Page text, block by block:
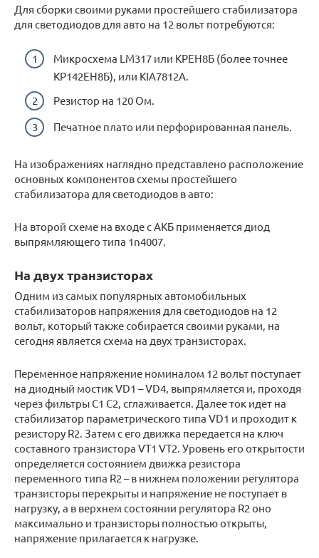
Для сборки своими руками простейшего стабилизатора
для светодиодов для авто на 12 вольт потребуются:
Микросхема LM317 или КРЕН8Б (более точнее
КР142ЕН8Б), или KIA7812A.
Резистор на 120 Ом.
Печатное плато или перфорированная панель.
На изображениях наглядно представлено расположение
основных компонентов схемы простейшего
стабилизатора для светодиодов в авто:
На второй схеме на входе с АКБ применяется диод
выпрямляющего типа 1n4007.
На двух транзисторах
Одним из самых популярных автомобильных
стабилизаторов напряжения для светодиодов на 12
вольт, который также собирается своими руками, на
сегодня является схема на двух транзисторах.
Переменное напряжение номиналом 12 вольт поступает
на диодный мостик VD1 – VD4, выпрямляется и, проходя
через фильтры С1 С2, сглаживается. Далее ток идет на
стабилизатор параметрического типа VD1 и проходит к
резистору R2. Затем с его движка передается на ключ
составного транзистора VT1 VT2. Уровень его открытости
определяется состоянием движка резистора
переменного типа R2 – в нижнем положении регулятора
транзисторы перекрыты и напряжение не поступает в
нагрузку, а в верхнем состоянии регулятора R2 оно
максимально и транзисторы полностью открыты,
напряжение прилагается к нагрузке.